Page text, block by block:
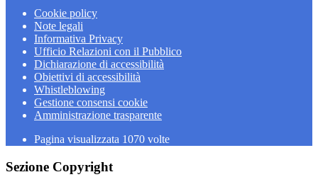
Cookie policy
Note legali
Informativa Privacy
Ufficio Relazioni con il Pubblico
Dichiarazione di accessibilità
Obiettivi di accessibilità
Whistleblowing
Gestione consensi cookie
Amministrazione trasparente
Pagina visualizzata 1070 volte
Sezione Copyright